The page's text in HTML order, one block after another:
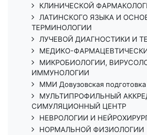
КЛИНИЧЕСКОЙ
ЛАТИНСКОГО ЯЗЫКА И
ТЕРМИНОЛОГИИ
ЛУЧЕВОЙ ДИАГНОСТИКИ И
МЕДИКО-
МИКРОБИОЛОГИИ,
ИММУНОЛОГИИ
ММИ Довузовская подготовка
МУЛЬТИПРОФИЛЬНЫЙ
СИМУЛЯЦИОННЫЙ ЦЕНТР
НЕВРОЛОГИИ И
НОРМАЛЬНОЙ ФИЗИОЛОГИИ